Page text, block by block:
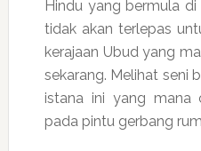
Hindu yang bermula
tidak akan terlepas
kerajaan Ubud yang
sekarang. Melihat seni
istana ini yang mana
pada pintu gerbang